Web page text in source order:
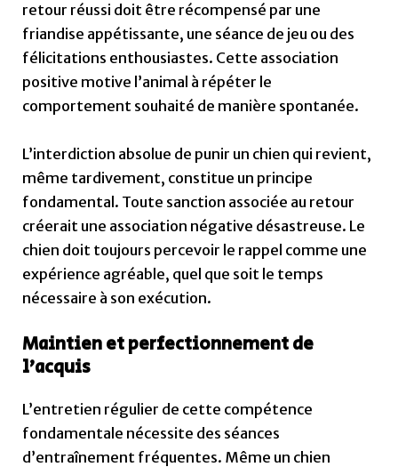
retour réussi doit être récompensé par une
friandise appétissante, une séance de jeu ou des
félicitations enthousiastes. Cette association
positive motive l’animal à répéter le
comportement souhaité de manière spontanée.
L’interdiction absolue de punir un chien qui revient,
même tardivement, constitue un principe
fondamental. Toute sanction associée au retour
créerait une association négative désastreuse. Le
chien doit toujours percevoir le rappel comme une
expérience agréable, quel que soit le temps
nécessaire à son exécution.
Maintien et perfectionnement de
l’acquis
L’entretien régulier de cette compétence
fondamentale nécessite des séances
d’entraînement fréquentes. Même un chien